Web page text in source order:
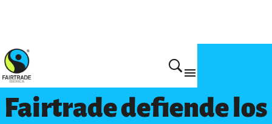
Por qué lo hacemos
Fairtrade defiende los